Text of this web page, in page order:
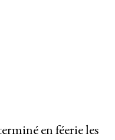
en féerie les